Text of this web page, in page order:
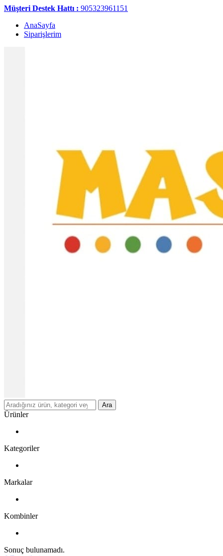
Müşteri Destek Hattı : 905323961151
AnaSayfa
Siparişlerim
Ara
Ürünler
Kategoriler
Markalar
Kombinler
Sonuç bulunamadı.